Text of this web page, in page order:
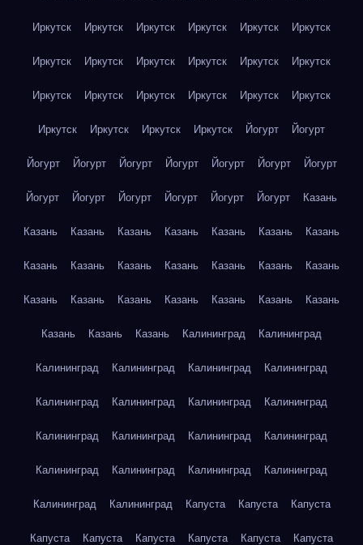
Иркутск Иркутск Иркутск Иркутск Иркутск Иркутск
Иркутск Иркутск Иркутск Иркутск Иркутск Иркутск
Иркутск Иркутск Иркутск Иркутск Иркутск Иркутск
Иркутск Иркутск Иркутск Иркутск Йогурт Йогурт
Йогурт Йогурт Йогурт Йогурт Йогурт Йогурт Йогурт
Йогурт Йогурт Йогурт Йогурт Йогурт Йогурт Казань
Казань Казань Казань Казань Казань Казань Казань
Казань Казань Казань Казань Казань Казань Казань
Казань Казань Казань Казань Казань Казань Казань
Казань Казань Казань Калининград Калининград
Калининград Калининград Калининград Калининград
Калининград Калининград Калининград Калининград
Калининград Калининград Калининград Калининград
Калининград Калининград Калининград Калининград
Калининград Калининград Капуста Капуста Капуста
Капуста Капуста Капуста Капуста Капуста Капуста